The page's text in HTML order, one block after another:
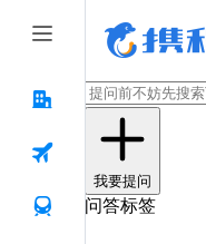
我要提问
问答标签